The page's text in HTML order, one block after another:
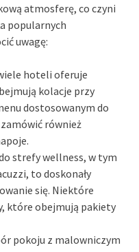
atmosferę, co czyni
popularnych
uwagę:
hoteli oferuje
kolacje przy
dostosowanym do
również
strefy wellness, w tym
to doskonały
się. Niektóre
które obejmują pakiety
pokoju z malowniczym